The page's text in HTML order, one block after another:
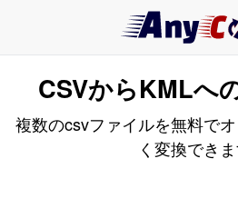
CSVからKMLへ
複数のcsvファイルを無料で
く変換できま